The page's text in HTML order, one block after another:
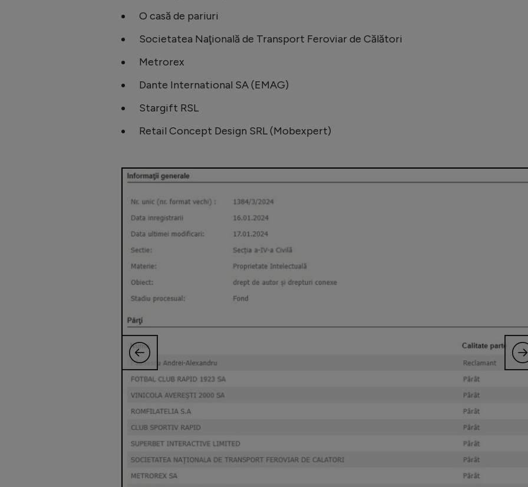
O casă de pariuri
Societatea Naţională de Transport Feroviar de Călători
Metrorex
Dante International SA (EMAG)
Stargift RSL
Retail Concept Design SRL (Mobexpert)